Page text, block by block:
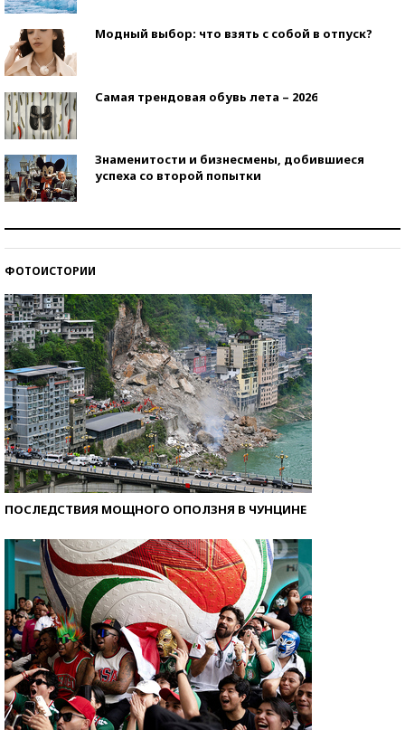
Модный выбор: что взять с собой в отпуск?
Самая трендовая обувь лета – 2026
Знаменитости и бизнесмены, добившиеся
успеха со второй попытки
ФОТОИСТОРИИ
ПОСЛЕДСТВИЯ МОЩНОГО ОПОЛЗНЯ В ЧУНЦИНЕ